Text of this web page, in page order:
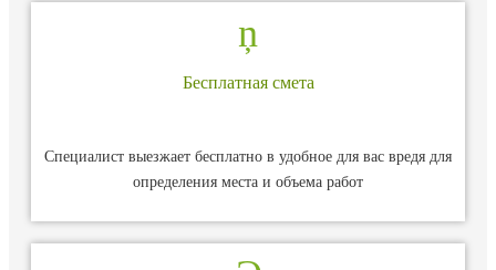
Бесплатная смета
Специалист выезжает бесплатно в удобное для вас вредя для
определения места и объема работ